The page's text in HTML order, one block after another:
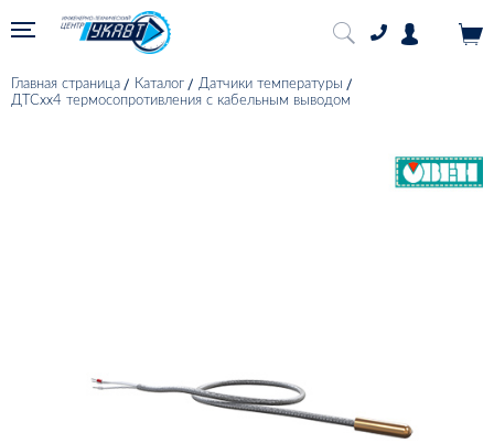
Главная страница Каталог
Датчики температуры
ДТСхх4 термосопротивления с кабельным выводом